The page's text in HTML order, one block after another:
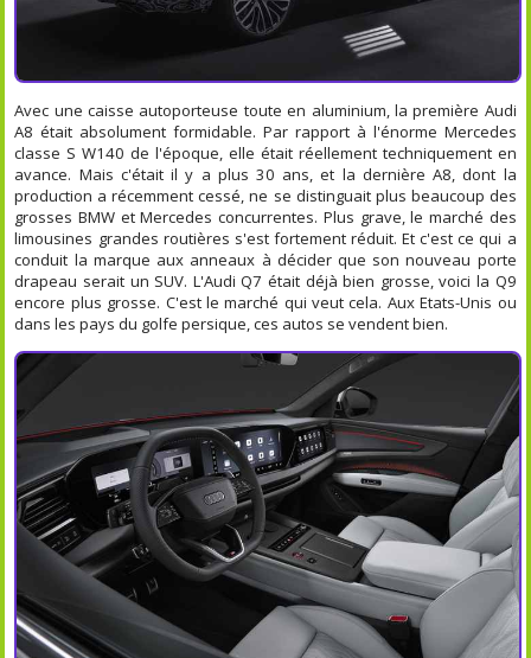
Avec une caisse autoporteuse toute en aluminium, la première Audi
A8 était absolument formidable. Par rapport à l'énorme Mercedes
classe S W140 de l'époque, elle était réellement techniquement en
avance. Mais c'était il y a plus 30 ans, et la dernière A8, dont la
production a récemment cessé, ne se distinguait plus beaucoup des
grosses BMW et Mercedes concurrentes. Plus grave, le marché des
limousines grandes routières s'est fortement réduit. Et c'est ce qui a
conduit la marque aux anneaux à décider que son nouveau porte
drapeau serait un SUV. L'Audi Q7 était déjà bien grosse, voici la Q9
encore plus grosse. C'est le marché qui veut cela. Aux Etats-Unis ou
dans les pays du golfe persique, ces autos se vendent bien.